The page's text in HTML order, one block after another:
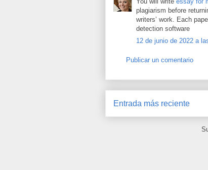
plagiarism before
writers’ work. Each
detection software
12 de junio de 2022 a
Publicar un comentario
Entrada más reciente